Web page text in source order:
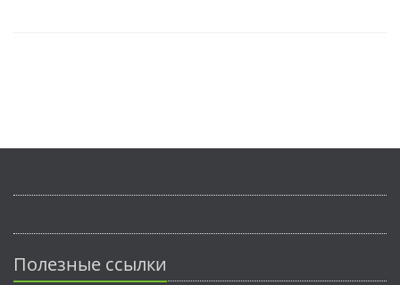
Полезные ссылки